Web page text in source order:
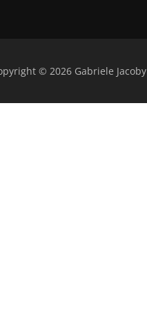
© 2026 Gabriele Jacoby